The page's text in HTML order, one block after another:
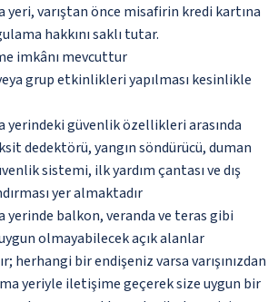
yeri, varıştan önce misafirin kredi kartına
hakkını saklı tutar.
imkânı mevcuttur
grup etkinlikleri yapılması kesinlikle
yerindeki güvenlik özellikleri arasında
dedektörü, yangın söndürücü, duman
sistemi, ilk yardım çantası ve dış
yer almaktadır
yerinde balkon, veranda ve teras gibi
olmayabilecek açık alanlar
herhangi bir endişeniz varsa varışınızdan
yeriyle iletişime geçerek size uygun bir